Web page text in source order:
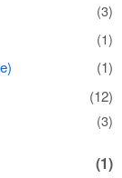
(3)
(1)
(1)
(12)
(3)
(1)